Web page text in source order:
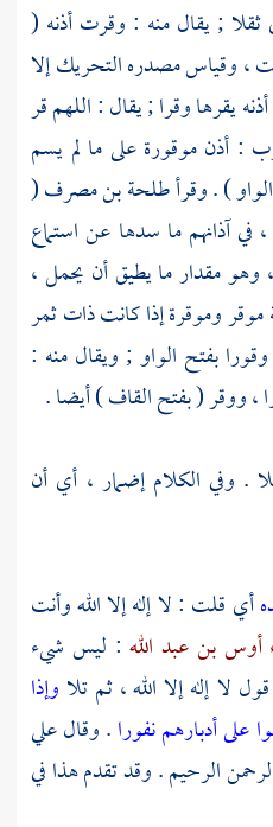
; يقال منه : وقرت أذنه (
، وقياس مصدره التحريك إلا
يقرها وقرا ; يقال : اللهم قر
: أذن موقورة على ما لم يسم
) . وقرأطلحة بن مصرف(
آذانهم ما سدها عن استماع
، وهو مقدار ما يطيق أن يحمل ،
وموقرة إذا كانت ذات ثمر
بفتح الواو ; ويقال منه :
ووقر ( بفتح القاف ) أيضا .
. وفي الكلام إضمار ، أي أن
أي قلت : لا إله إلا الله وأنت
أوس بن عبد الله : ليس شيء
لا إله إلا الله ، ثم تلا وإذا
أدبارهم نفورا. وقالعلي
الرحيم . وقد تقدم هذا في